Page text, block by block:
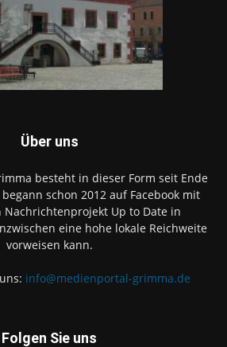
Über uns
besteht in dieser Form seit Ende
schon 2012 auf Facebook mit
Nachrichtenprojekt Up to Date in
eine hohe lokale Reichweite
vorweisen kann.
info@medienportal-grimma.de
Folgen Sie uns